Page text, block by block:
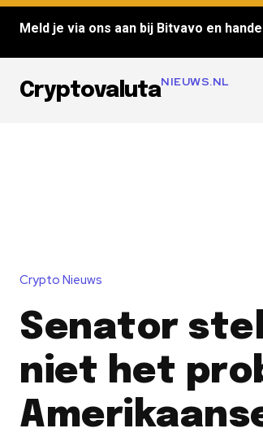
Meld je via ons aan bij Bitvavo en
CryptovalutaNIEUWS.NL
Crypto Nieuws
Senator
niet het